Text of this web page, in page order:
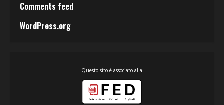
Comments feed
WordPress.org
Questo sito è associato alla